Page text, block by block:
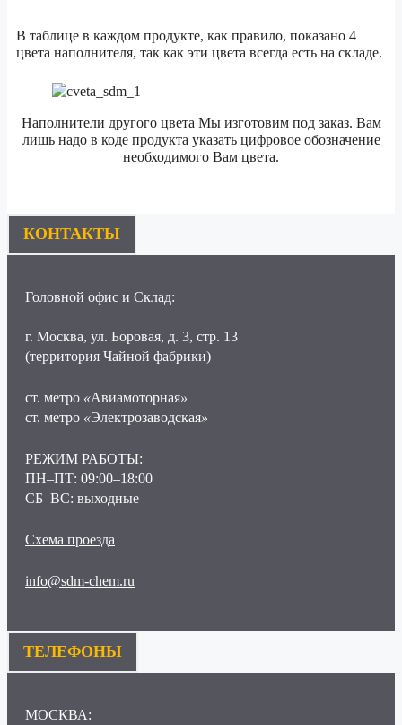
В таблице в каждом продукте, как правило, показано 4
цвета наполнителя, так как эти цвета всегда есть на складе.
Наполнители другого цвета Мы изготовим под заказ. Вам
лишь надо в коде продукта указать цифровое обозначение
необходимого Вам цвета.
КОНТАКТЫ
Головной офис и Склад:
г. Москва, ул. Боровая, д. 3, стр. 13
(территория Чайной фабрики)
ст. метро «Авиамоторная»
ст. метро «Электрозаводская»
РЕЖИМ РАБОТЫ:
ПН–ПТ: 09:00–18:00
СБ–ВС: выходные
Схема проезда
info@sdm-chem.ru
ТЕЛЕФОНЫ
МОСКВА: